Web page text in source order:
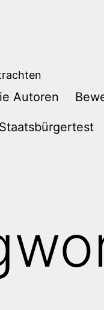
Autoren
Staatsbürgertest